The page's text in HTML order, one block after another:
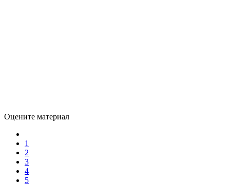
Оцените материал
1
2
3
4
5